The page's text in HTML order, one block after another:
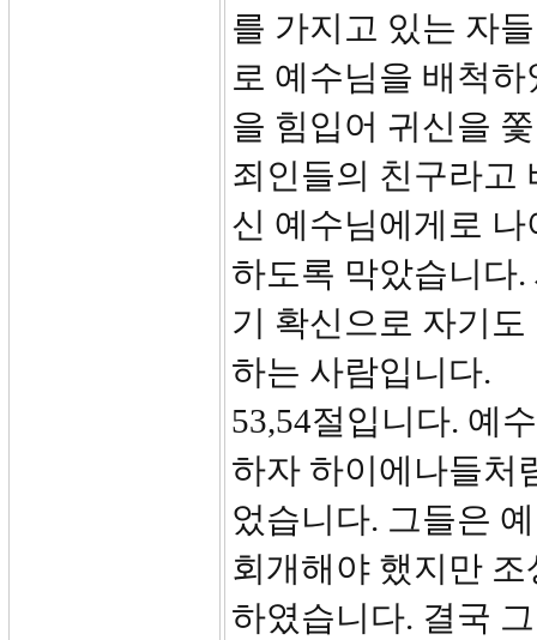
를 가지고 있는 자
로 예수님을 배척
을 힘입어 귀신을
죄인들의 친구라고
신 예수님에게로
하도록 막았습니다
기 확신으로 자기
하는 사람입니다.
53,54절입니다. 예
하자 하이에나들처
었습니다. 그들은
회개해야 했지만
하였습니다. 결국